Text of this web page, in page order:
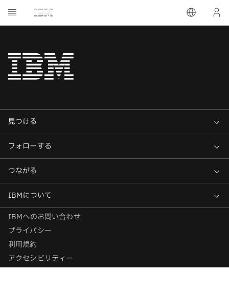
IBMへのお問い合わせ
プライバシー
利用規約
アクセシビリティー